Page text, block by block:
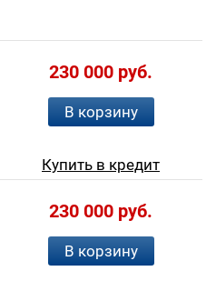
230 000 руб.
В корзину
Купить в кредит
230 000 руб.
В корзину